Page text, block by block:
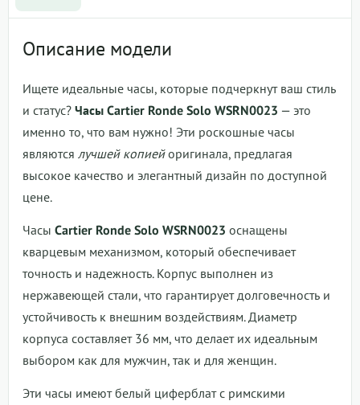
Описание модели
Ищете идеальные часы, которые подчеркнут ваш стиль
и статус? Часы Cartier Ronde Solo WSRN0023 — это
именно то, что вам нужно! Эти роскошные часы
являются лучшей копиейоригинала, предлагая
высокое качество и элегантный дизайн по доступной
цене.
Часы Cartier Ronde Solo WSRN0023 оснащены
кварцевым механизмом, который обеспечивает
точность и надежность. Корпус выполнен из
нержавеющей стали, что гарантирует долговечность и
устойчивость к внешним воздействиям. Диаметр
корпуса составляет 36 мм, что делает их идеальным
выбором как для мужчин, так и для женщин.
Эти часы имеют белый циферблат с римскими